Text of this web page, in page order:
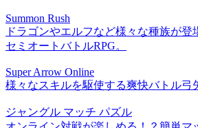
Summon Rush
ドラゴンやエルフなど様々な種族が登
セミオートバトルRPG。
Super Arrow Online
様々なスキルを駆使する爽快バトル弓
ジャングル マッチ パズル